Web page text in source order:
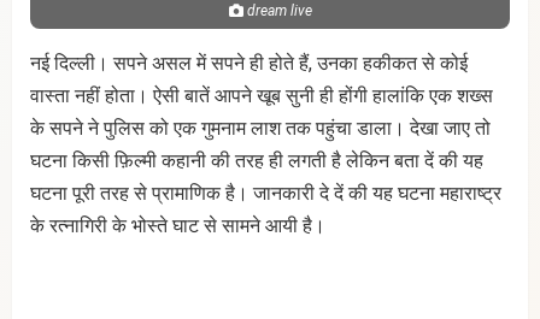
dream live
नई दिल्ली। सपने असल में सपने ही होते हैं, उनका हकीकत से कोई
वास्ता नहीं होता। ऐसी बातें आपने खूब सुनी ही होंगी हालांकि एक शख्स
के सपने ने पुलिस को एक गुमनाम लाश तक पहुंचा डाला। देखा जाए तो
घटना किसी फ़िल्मी कहानी की तरह ही लगती है लेकिन बता दें की यह
घटना पूरी तरह से प्रामाणिक है। जानकारी दे दें की यह घटना महाराष्ट्र
के रत्‍नागिरी के भोस्‍ते घाट से सामने आयी है।